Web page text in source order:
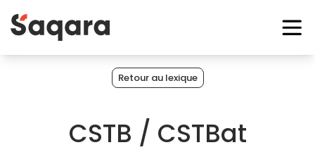
Retour au lexique
CSTB / CSTBat